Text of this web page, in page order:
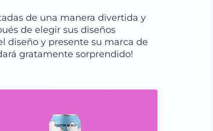
de una manera divertida y
de elegir sus diseños
diseño y presente su marca de
gratamente sorprendido!